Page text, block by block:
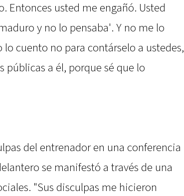
Entonces usted me engañó. Usted
y no lo pensaba'. Y no me lo
cuento no para contárselo a ustedes,
públicas a él, porque sé que lo
del entrenador en una conferencia
se manifestó a través de una
"Sus disculpas me hicieron